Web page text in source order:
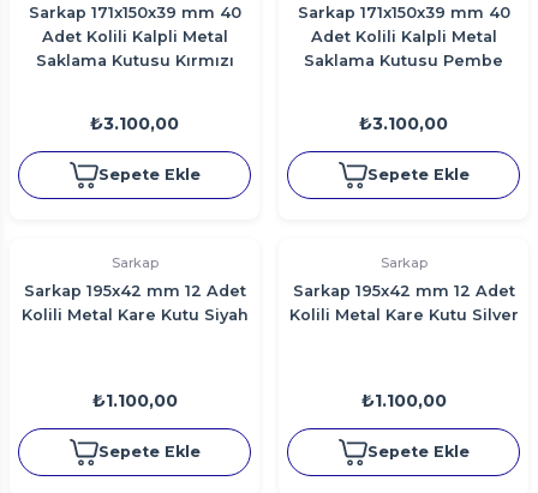
Sarkap 171x150x39 mm 40
Adet Kolili Kalpli Metal
Saklama Kutusu Kırmızı
₺3.100,00
Sepete Ekle
Sarkap 171x150x39 mm 40
Adet Kolili Kalpli Metal
Saklama Kutusu Pembe
₺3.100,00
Sepete Ekle
Sarkap
Sarkap 195x42 mm 12 Adet
Kolili Metal Kare Kutu Siyah
₺1.100,00
Sepete Ekle
Sarkap
Sarkap 195x42 mm 12 Adet
Kolili Metal Kare Kutu Silver
₺1.100,00
Sepete Ekle